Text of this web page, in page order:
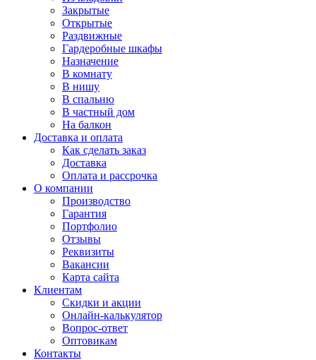
Закрытые
Открытые
Раздвижные
Гардеробные шкафы
Назначение
В комнату
В нишу
В спальню
В частный дом
На балкон
Доставка и оплата
Как сделать заказ
Доставка
Оплата и рассрочка
О компании
Производство
Гарантия
Портфолио
Отзывы
Реквизиты
Вакансии
Карта сайта
Клиентам
Скидки и акции
Онлайн-калькулятор
Вопрос-ответ
Оптовикам
Контакты